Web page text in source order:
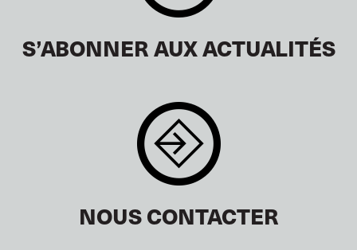
S’ABONNER AUX ACTUALITÉS
NOUS CONTACTER